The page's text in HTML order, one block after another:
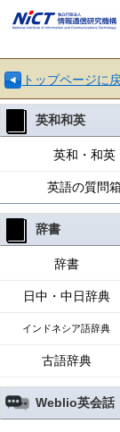
トップページに
英和和英
英和・和英
英語の質問
辞書
辞書
日中・中日辞典
インドネシア語辞典
古語辞典
Weblio英会話